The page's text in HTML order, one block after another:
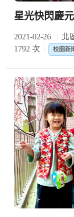
星光快閃慶
2021-02-26 北
1792 次
校園新